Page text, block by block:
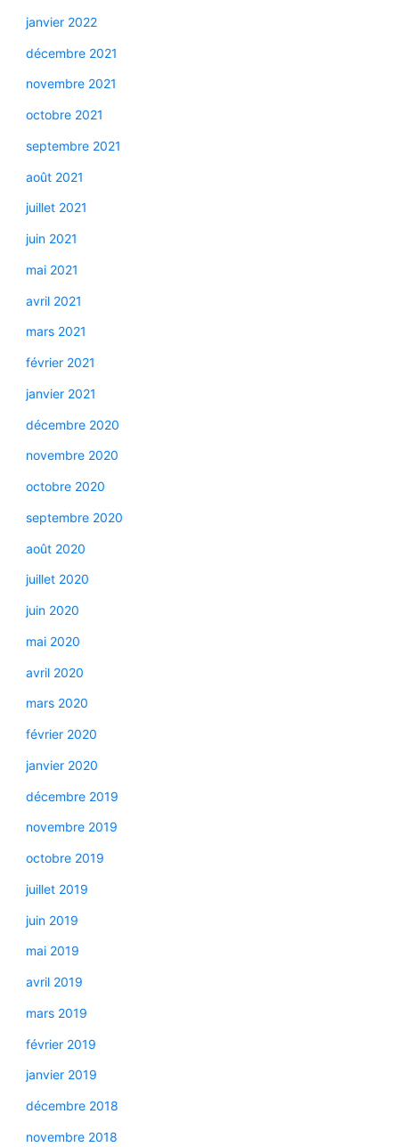
janvier 2022
décembre 2021
novembre 2021
octobre 2021
septembre 2021
août 2021
juillet 2021
juin 2021
mai 2021
avril 2021
mars 2021
février 2021
janvier 2021
décembre 2020
novembre 2020
octobre 2020
septembre 2020
août 2020
juillet 2020
juin 2020
mai 2020
avril 2020
mars 2020
février 2020
janvier 2020
décembre 2019
novembre 2019
octobre 2019
juillet 2019
juin 2019
mai 2019
avril 2019
mars 2019
février 2019
janvier 2019
décembre 2018
novembre 2018